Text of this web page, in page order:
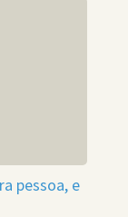
pessoa, e